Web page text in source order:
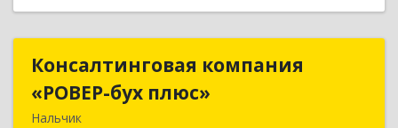
Консалтинговая компания
«РОВЕР-бух плюс»
Нальчик
Консалтинговая компания
«РОВЕР-бух плюс»